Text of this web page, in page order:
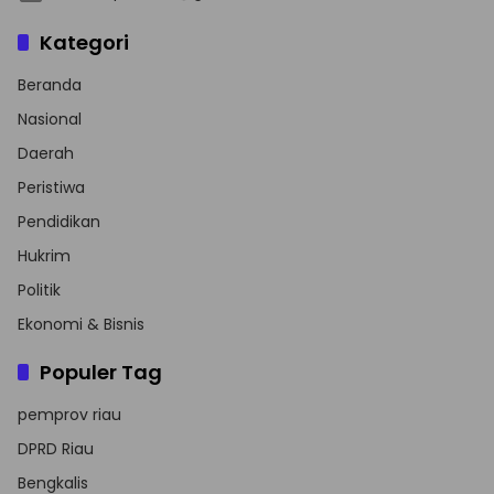
Kategori
Beranda
Nasional
Daerah
Peristiwa
Pendidikan
Hukrim
Politik
Ekonomi & Bisnis
Populer Tag
pemprov riau
DPRD Riau
Bengkalis